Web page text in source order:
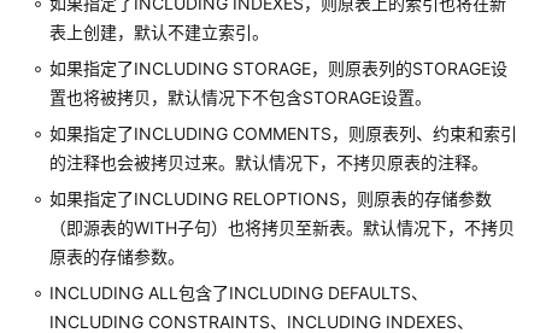
ALTER
MATERIALIZED
VIEW
ALTER
ALTER
PACKAGE
ALTER
PROCEDURE
表上创建，默认不建立索引。
如果指定了INCLUDING STORAGE，则原表列的STORAGE设
置也将被拷贝，默认情况下不包含STORAGE设置。
如果指定了INCLUDING COMMENTS，则原表列、约束和索引
的注释也会被拷贝过来。默认情况下，不拷贝原表的注释。
如果指定了INCLUDING RELOPTIONS，则原表的存储参数
（即源表的WITH子句）也将拷贝至新表。默认情况下，不拷贝
原表的存储参数。
INCLUDING ALL包含了INCLUDING DEFAULTS、
INCLUDING CONSTRAINTS、INCLUDING INDEXES、